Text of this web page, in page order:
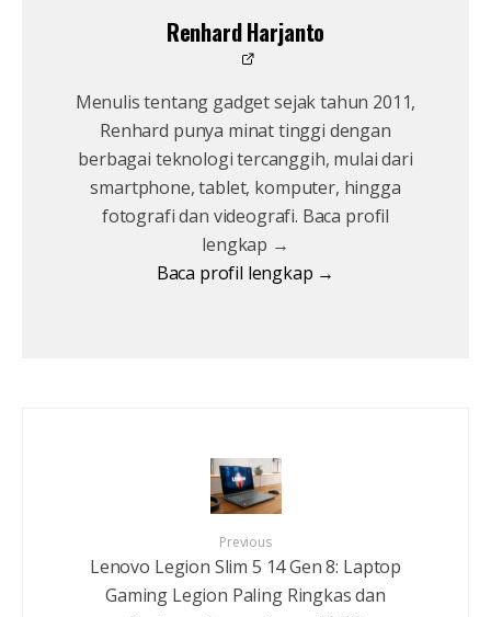
Renhard Harjanto
Menulis tentang gadget sejak tahun 2011,
Renhard punya minat tinggi dengan
berbagai teknologi tercanggih, mulai dari
smartphone, tablet, komputer, hingga
fotografi dan videografi. Baca profil
lengkap →
Baca profil lengkap →
Previous
Lenovo Legion Slim 5 14 Gen 8: Laptop
Gaming Legion Paling Ringkas dan